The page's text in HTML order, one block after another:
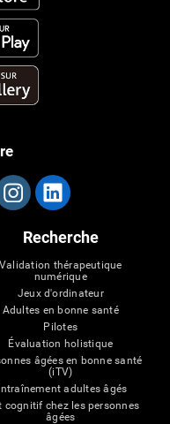
Recherche
Validation thérapeutique
numérique
Jeux d'ordinateur
Adultes en bonne santé
Pilotes
Évaluation holistique
âgées en bonne santé
(iTV)
adultes âgés
cognitif chez les personnes
âgées